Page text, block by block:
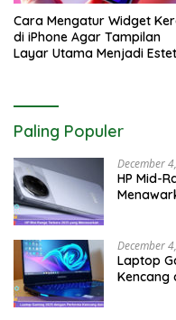
Cara Mengatur Widget
di iPhone Agar Tampilan
Layar Utama Menjadi
Paling Populer
December
HP Mid-
December
Laptop
Kencang